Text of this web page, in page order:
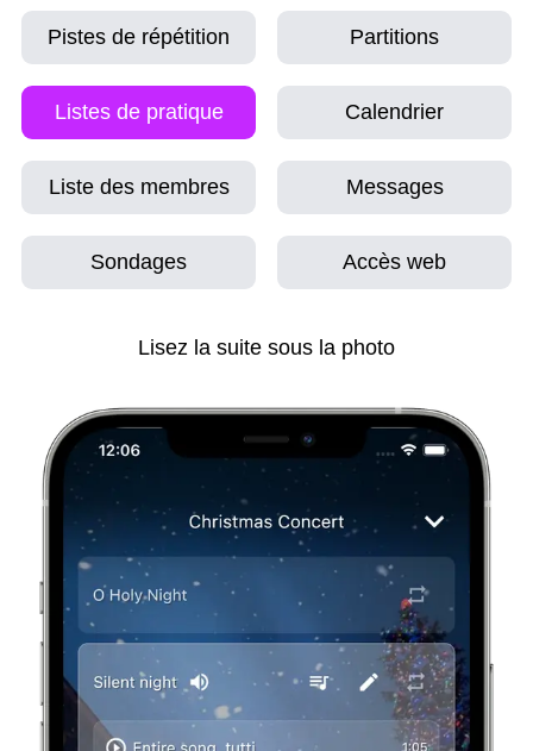
Pistes de répétition Partitions
Listes de pratique Calendrier
Liste des membres Messages
Sondages Accès web
Lisez la suite sous la photo